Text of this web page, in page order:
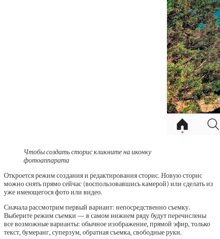
Чтобы создать сторис кликните на иконку
фотоаппарата
Откроется режим создания и редактирования сторис. Новую сторис
можно снять прямо сейчас (воспользовавшись камерой) или сделать из
уже имеющегося фото или видео.
Сначала рассмотрим первый вариант: непосредственно съемку.
Выберите режим съемки — в самом нижнем ряду будут перечислены
все возможные варианты: обычное изображение, прямой эфир, только
текст, бумеранг, суперзум, обратная съемка, свободные руки.